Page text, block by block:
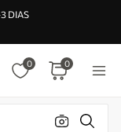
DIAS
0 0